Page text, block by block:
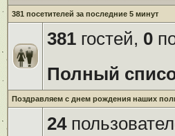
381 посетителей за последние 5 минут
381гостей, 0
Полный
Поздравляем с днем рождения наших
24